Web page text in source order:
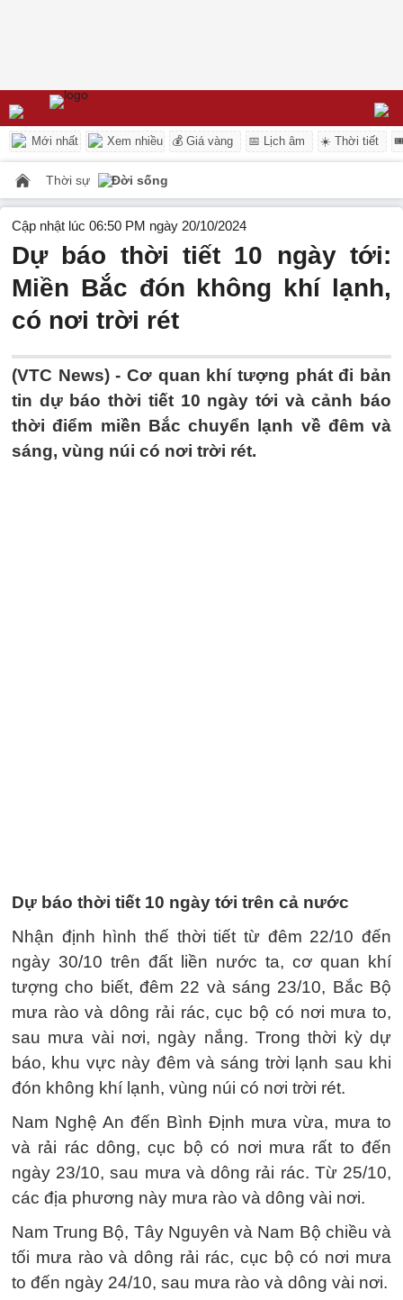
Mới nhất Xem nhiều 💰 Giá vàng 📅 Lịch âm ☀️ Thời tiết
Thời sự Đời sống
Cập nhật lúc 06:50 PM ngày 20/10/2024
Dự báo thời tiết 10 ngày tới:
Miền Bắc đón không khí lạnh,
có nơi trời rét
(VTC News) - Cơ quan khí tượng phát đi bản
tin dự báo thời tiết 10 ngày tới và cảnh báo
thời điểm miền Bắc chuyển lạnh về đêm và
sáng, vùng núi có nơi trời rét.
Dự báo thời tiết 10 ngày tới trên cả nước
Nhận định hình thế thời tiết từ đêm 22/10 đến
ngày 30/10 trên đất liền nước ta, cơ quan khí
tượng cho biết, đêm 22 và sáng 23/10, Bắc Bộ
mưa rào và dông rải rác, cục bộ có nơi mưa to,
sau mưa vài nơi, ngày nắng. Trong thời kỳ dự
báo, khu vực này đêm và sáng trời lạnh sau khi
đón không khí lạnh, vùng núi có nơi trời rét.
Nam Nghệ An đến Bình Định mưa vừa, mưa to
và rải rác dông, cục bộ có nơi mưa rất to đến
ngày 23/10, sau mưa và dông rải rác. Từ 25/10,
các địa phương này mưa rào và dông vài nơi.
Nam Trung Bộ, Tây Nguyên và Nam Bộ chiều và
tối mưa rào và dông rải rác, cục bộ có nơi mưa
to đến ngày 24/10, sau mưa rào và dông vài nơi.